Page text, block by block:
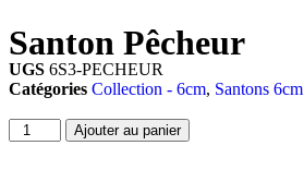
Santon Pêcheur
UGS 6S3-PECHEUR
Catégories Collection - 6cm, Santons 6cm
Ajouter au panier